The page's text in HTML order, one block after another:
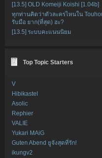
[13.5] OLD Komeiji Koishi [1.04b]
ทุกท่านคิดว่าตัวละครไหนใน
รับมือ ยาก(ที่สุด) ฮะ?
[13.5] ระบบคะแนนนิยม
Top Topic Starters
V
Hibikastel
Asolic
Rephier
VALIE
Yukari MAiG
Guten Abend ยูจังสุดที่รัก!
ikungv2